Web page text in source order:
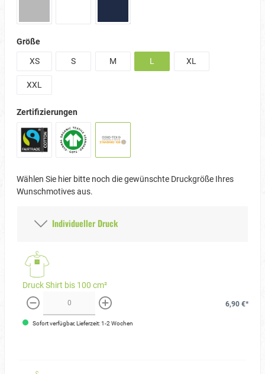
Größe
XS
S M L XL
XXL
Zertifizierungen
Wählen Sie hier bitte noch die gewünschte Druckgröße Ihres
Wunschmotives aus.
Individueller Druck
Druck Shirt bis 100 cm²
weniger mehr
6,90 €*
Sofort verfügbar, Lieferzeit: 1-2 Wochen